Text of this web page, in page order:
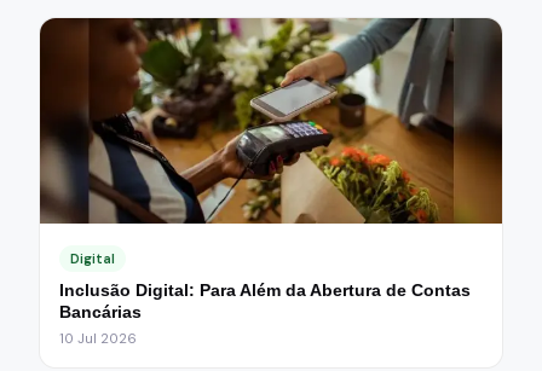
Digital
Inclusão Digital: Para Além da Abertura de Contas
Bancárias
10 Jul 2026